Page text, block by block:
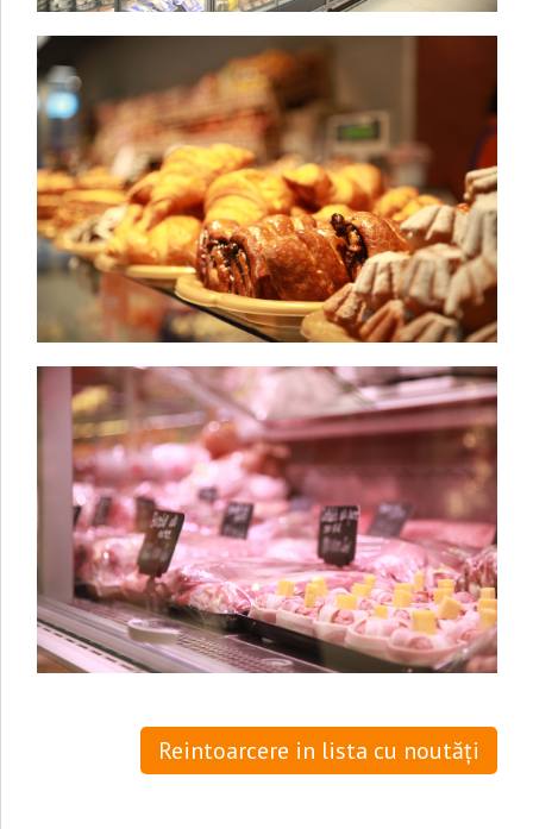
Reintoarcere in lista cu noutăți